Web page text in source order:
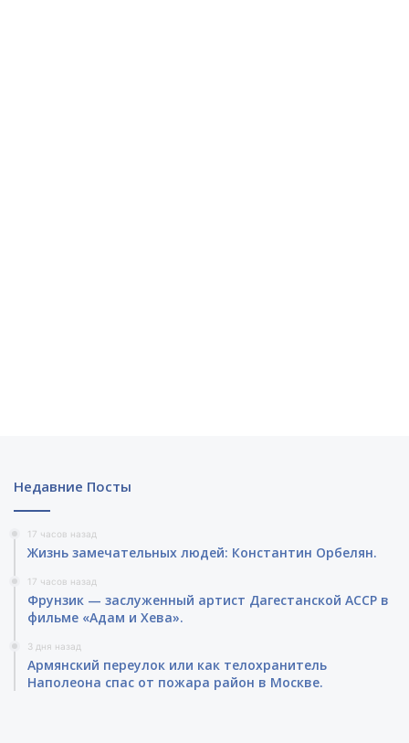
Недавние Посты
17 часов назад
Жизнь замечательных людей: Константин Орбелян.
17 часов назад
Фрунзик — заслуженный артист Дагестанской АССР в
фильме «Адам и Хева».
3 дня назад
Армянский переулок или как телохранитель
Наполеона спас от пожара район в Москве.